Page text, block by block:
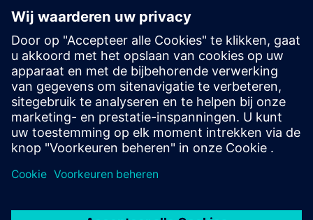
Aanvullende informatie en bronnen
Automatiseer uw bedrijfsprocessen met Low-code
Digitale transformatie versnellen met Mendix Low-Code
De uitgebreide gids voor Low-code
Vereisten